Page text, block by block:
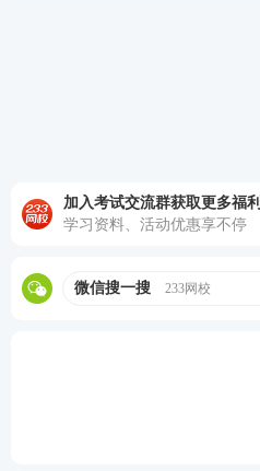
加入考试交流群获取更多福利
学习资料、活动优惠享不停
微信搜一搜 233网校